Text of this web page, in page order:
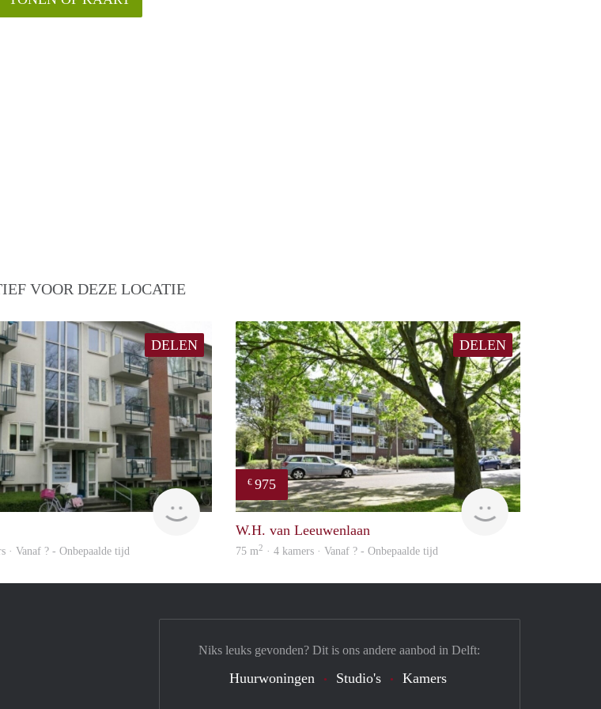
VOOR DEZE LOCATIE
DELEN
Woning
· Vanaf ? - Onbepaalde tijd
DELEN
€ 975
Woning
W.H. van Leeuwenlaan
75 m2 · 4 kamers · Vanaf ? - Onbepaalde tijd
Niks leuks gevonden? Dit is ons andere aanbod in Delft:
Huurwoningen Studio's Kamers